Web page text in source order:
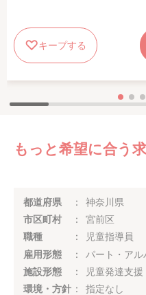
キープする
もっと希望に合う
都道府県
神奈川県
市区町村
宮前区
職種
児童指導員
雇用形態
パート・アル
施設形態
児童発達支援
環境・方針
指定なし